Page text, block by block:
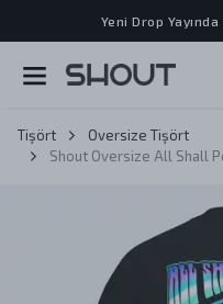
Yeni Drop
Tişört
Oversize Tişört
Shout Oversize All Shall